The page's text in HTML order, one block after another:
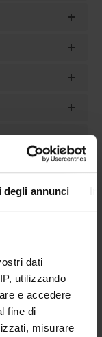
degli annunci
dati
utilizzando
e accedere
fine di
misurare